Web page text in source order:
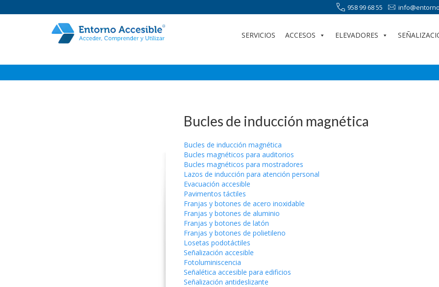
958 99 68 55
SERVICIOS ACCESOS ELEVADORES
Bucles de inducción magnética
Bucles de inducción magnética
Bucles magnéticos para auditorios
Bucles magnéticos para mostradores
Lazos de inducción para atención personal
Evacuación accesible
Pavimentos táctiles
Franjas y botones de acero inoxidable
Franjas y botones de aluminio
Franjas y botones de latón
Franjas y botones de polietileno
Losetas podotáctiles
Señalización accesible
Fotoluminiscencia
Señalética accesible para edificios
Señalización antideslizante